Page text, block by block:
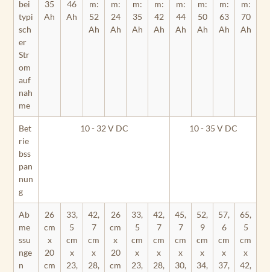
bei
typi
sch
er
Str
om
auf
nah
me
35
Ah
46
Ah
m:
52
Ah
m:
24
Ah
m:
35
Ah
m:
42
Ah
m:
44
Ah
m:
50
Ah
m:
63
Ah
m:
70
Ah
Bet
rie
bss
pan
nun
g
10 - 32 V DC 10 - 35 V DC
Ab
me
ssu
nge
n
26
cm
x
20
cm
33,
5
cm
x
23,
42,
7
cm
x
28,
26
cm
x
20
cm
33,
5
cm
x
23,
42,
7
cm
x
28,
45,
7
cm
x
30,
52,
9
cm
x
34,
57,
6
cm
x
37,
65,
5
cm
x
42,